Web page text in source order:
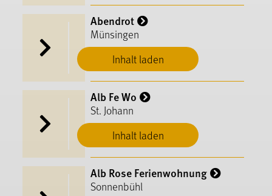
Inhalt laden
Abendrot
Münsingen
Inhalt laden
Alb Fe Wo
St. Johann
Alb Rose Ferienwohnung
Sonnenbühl